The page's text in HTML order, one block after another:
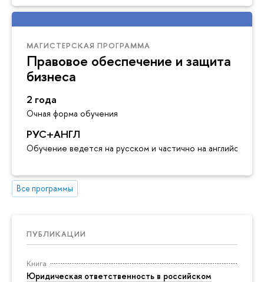
МАГИСТЕРСКАЯ ПРОГРАММА
Правовое обеспечение и защита
бизнеса
2 года
Очная форма обучения
РУС+АНГЛ
Обучение ведется на русском и частично на английском
Все программы
ПУБЛИКАЦИИ
Книга
Юридическая ответственность в российском